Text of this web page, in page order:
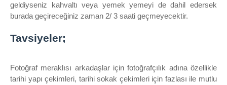
geldiyseniz kahvaltı veya yemek yemeyi de dahil edersek
burada geçireceğiniz zaman 2/ 3 saati geçmeyecektir.
Tavsiyeler;
Fotoğraf meraklısı arkadaşlar için fotoğrafçılık adına özellikle
tarihi yapı çekimleri, tarihi sokak çekimleri için fazlası ile mutlu